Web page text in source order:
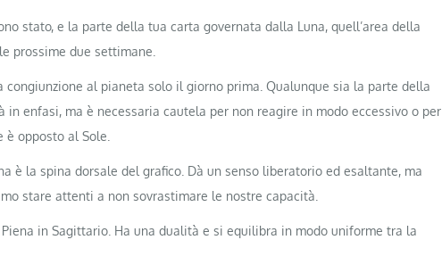
stato, e la parte della tua carta governata dalla Luna, quell’area della
prossime due settimane.
congiunzione al pianeta solo il giorno prima. Qualunque sia la parte della
in enfasi, ma è necessaria cautela per non reagire in modo eccessivo o per
opposto al Sole.
è la spina dorsale del grafico. Dà un senso liberatorio ed esaltante, ma
stare attenti a non sovrastimare le nostre capacità.
in Sagittario. Ha una dualità e si equilibra in modo uniforme tra la